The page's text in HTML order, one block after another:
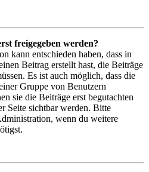
freigegeben werden?
kann entschieden haben, dass in
Beitrag erstellt hast, die Beiträge
Es ist auch möglich, dass die
Gruppe von Benutzern
sie die Beiträge erst begutachten
Seite sichtbar werden. Bitte
wenn du weitere